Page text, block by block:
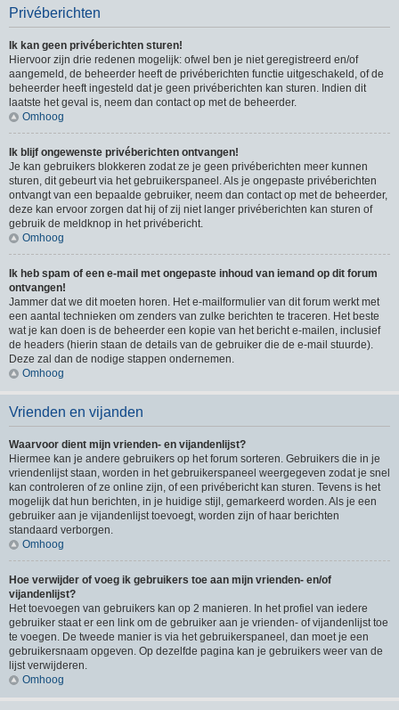
Privéberichten
Ik kan geen privéberichten sturen!
Hiervoor zijn drie redenen mogelijk: ofwel ben je niet geregistreerd en/of
aangemeld, de beheerder heeft de privéberichten functie uitgeschakeld, of de
beheerder heeft ingesteld dat je geen privéberichten kan sturen. Indien dit
laatste het geval is, neem dan contact op met de beheerder.
Omhoog
Ik blijf ongewenste privéberichten ontvangen!
Je kan gebruikers blokkeren zodat ze je geen privéberichten meer kunnen
sturen, dit gebeurt via het gebruikerspaneel. Als je ongepaste privéberichten
ontvangt van een bepaalde gebruiker, neem dan contact op met de beheerder,
deze kan ervoor zorgen dat hij of zij niet langer privéberichten kan sturen of
gebruik de meldknop in het privébericht.
Omhoog
Ik heb spam of een e-mail met ongepaste inhoud van iemand op dit forum
ontvangen!
Jammer dat we dit moeten horen. Het e-mailformulier van dit forum werkt met
een aantal technieken om zenders van zulke berichten te traceren. Het beste
wat je kan doen is de beheerder een kopie van het bericht e-mailen, inclusief
de headers (hierin staan de details van de gebruiker die de e-mail stuurde).
Deze zal dan de nodige stappen ondernemen.
Omhoog
Vrienden en vijanden
Waarvoor dient mijn vrienden- en vijandenlijst?
Hiermee kan je andere gebruikers op het forum sorteren. Gebruikers die in je
vriendenlijst staan, worden in het gebruikerspaneel weergegeven zodat je snel
kan controleren of ze online zijn, of een privébericht kan sturen. Tevens is het
mogelijk dat hun berichten, in je huidige stijl, gemarkeerd worden. Als je een
gebruiker aan je vijandenlijst toevoegt, worden zijn of haar berichten
standaard verborgen.
Omhoog
Hoe verwijder of voeg ik gebruikers toe aan mijn vrienden- en/of
vijandenlijst?
Het toevoegen van gebruikers kan op 2 manieren. In het profiel van iedere
gebruiker staat er een link om de gebruiker aan je vrienden- of vijandenlijst toe
te voegen. De tweede manier is via het gebruikerspaneel, dan moet je een
gebruikersnaam opgeven. Op dezelfde pagina kan je gebruikers weer van de
lijst verwijderen.
Omhoog